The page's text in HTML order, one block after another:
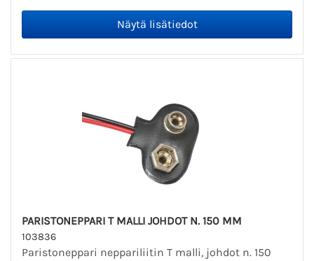
PARISTONEPPARI T MALLI JOHDOT N. 150 MM
103836
Paristoneppari neppariliitin T malli, johdot n. 150